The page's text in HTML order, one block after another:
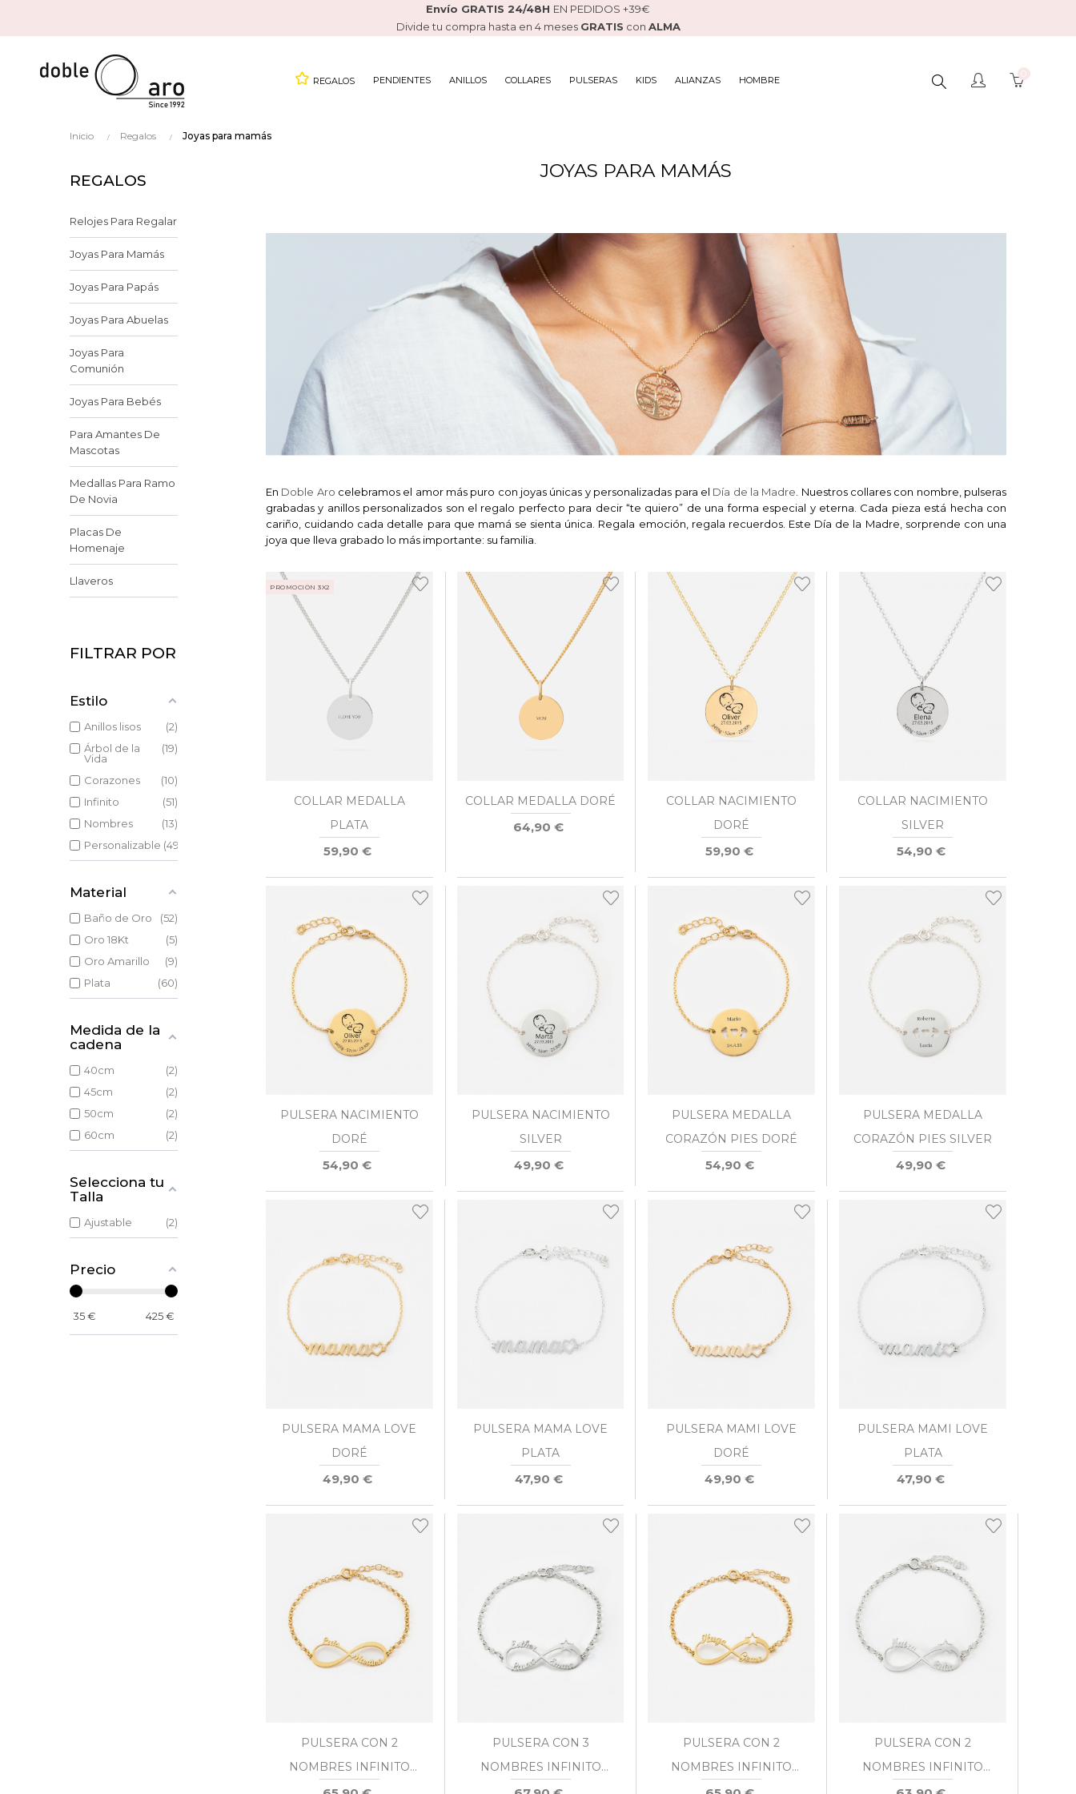
Envío GRATIS 24/48H EN PEDIDOS +39€
Divide tu compra hasta en 4 meses GRATIS con ALMA
REGALOS PENDIENTES ANILLOS COLLARES PULSERAS KIDS ALIANZAS HOMBRE BUSCAR
Inicio Regalos Joyas para mamás
REGALOS
Relojes Para Regalar
Joyas Para Mamás
Joyas Para Papás
Joyas Para Abuelas
Joyas Para
Comunión
Joyas Para Bebés
Para Amantes De
Mascotas
Medallas Para Ramo
De Novia
Placas De
Homenaje
Llaveros
FILTRAR POR
Estilo
Anillos lisos
2
Árbol de la
Vida
19
Corazones
10
Infinito
51
Nombres
13
Personalizable 49
Material
Baño de Oro
52
Oro 18Kt
5
Oro Amarillo
9
Plata
60
Medida de la
cadena
40cm
2
45cm
2
50cm
2
60cm
2
Selecciona tu
Talla
Ajustable 2
Precio
35€ 425€
JOYAS PARA MAMÁS
En Doble Aro celebramos el amor más puro con joyas únicas y personalizadas para el Día de la Madre. Nuestros collares con nombre, pulseras
grabadas y anillos personalizados son el regalo perfecto para decir “te quiero” de una forma especial y eterna. Cada pieza está hecha con
cariño, cuidando cada detalle para que mamá se sienta única. Regala emoción, regala recuerdos. Este Día de la Madre, sorprende con una
joya que lleva grabado lo más importante: su familia.
PROMOCIÓN 3X2
COLLAR MEDALLA
PLATA
59,90 €
COLLAR MEDALLA DORÉ
64,90 €
COLLAR NACIMIENTO
DORÉ
59,90 €
COLLAR NACIMIENTO
SILVER
54,90 €
PULSERA NACIMIENTO
DORÉ
54,90 €
PULSERA NACIMIENTO
SILVER
49,90 €
PULSERA MEDALLA
CORAZÓN PIES DORÉ
54,90 €
PULSERA MEDALLA
CORAZÓN PIES SILVER
49,90 €
PULSERA MAMA LOVE
DORÉ
49,90 €
PULSERA MAMA LOVE
PLATA
47,90 €
PULSERA MAMI LOVE
DORÉ
49,90 €
PULSERA MAMI LOVE
PLATA
47,90 €
PULSERA CON 2
NOMBRES INFINITO
DORÉ
PULSERA CON 3
NOMBRES INFINITO
ESTRELLA PLATA
PULSERA CON 2
NOMBRES INFINITO
ESTRELLA DORÉ
PULSERA CON 2
NOMBRES INFINITO
ESTRELLA PLATA